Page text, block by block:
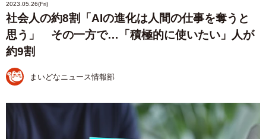
2023.05.26(Fri)
社会人の約8割「AIの進化は人間の仕事を奪うと
思う」 その一方で…「積極的に使いたい」人が
約9割
まいどなニュース情報部